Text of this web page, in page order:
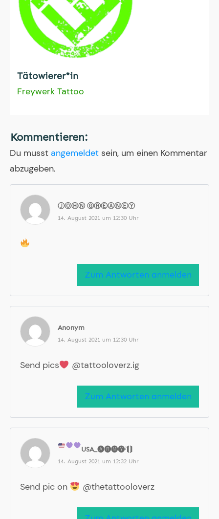
Tätowierer*in
Freywerk Tattoo
Kommentieren:
Du musst angemeldet sein, um einen Kommentar
abzugeben.
ⒿⓄⒽⓃ ⒼⓇⒺⒶⓃⒺⓎ
14. August 2021 um 12:30 Uhr
Zum Antworten anmelden
Anonym
14. August 2021 um 12:30 Uhr
Send pics @tattooloverz.ig
Zum Antworten anmelden
USA_🅐🅡🅜🅨⁷⟬⟭
14. August 2021 um 12:32 Uhr
Send pic on @thetattooloverz